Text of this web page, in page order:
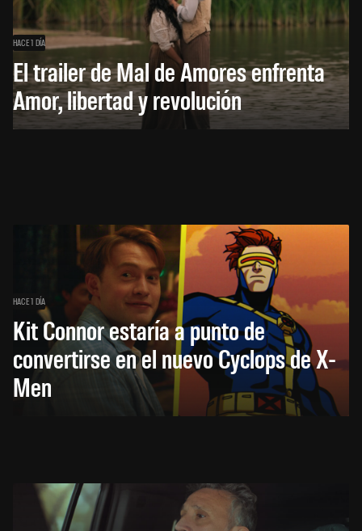
HACE 1 DÍA
El trailer de Mal de Amores enfrenta
Amor, libertad y revolución
HACE 1 DÍA
Kit Connor estaría a punto de
convertirse en el nuevo Cyclops de X-
Men